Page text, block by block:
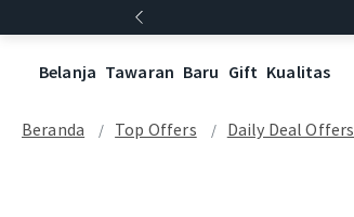
Belanja Tawaran Baru Gift Kualitas
Beranda Top Offers Daily Deal Offers